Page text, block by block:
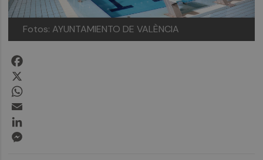
Fotos: AYUNTAMIENTO DE VALÈNCIA